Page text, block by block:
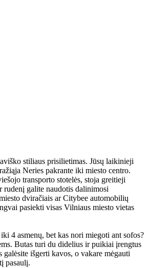
stiliaus prisilietimas. Jūsų laikinieji
Neries pakrante iki miesto centro.
transporto stotelės, stoja greitieji
rudenį galite naudotis dalinimosi
dviračiais ar Citybee automobilių
pasiekti visas Vilniaus miesto vietas
4 asmenų, bet kas nori miegoti ant sofos?
Butas turi du didelius ir puikiai įrengtus
išgerti kavos, o vakare mėgauti
pasaulį.